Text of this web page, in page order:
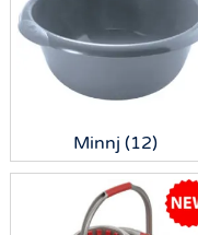
Minnj (12)